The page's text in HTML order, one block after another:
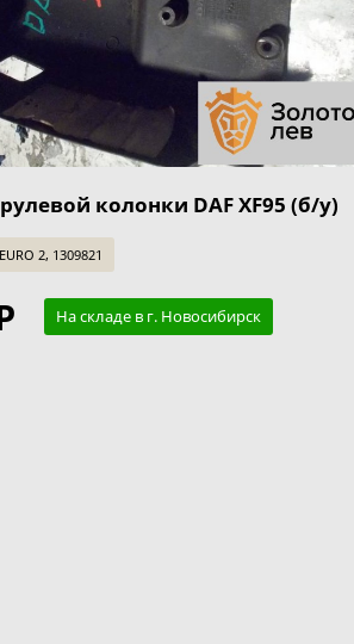
колонки DAF XF95 (б/у)
EURO 2, 1309821
На складе в г. Новосибирск